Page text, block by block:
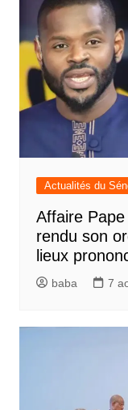
Actualités du
Affaire
rendu son
lieux
baba 7